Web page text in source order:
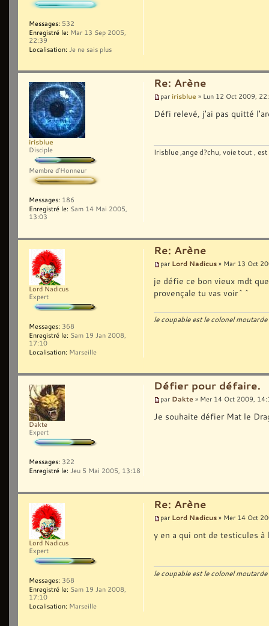
Messages: 532
Enregistré le: Mar 13 Sep 2005,
22:39
Localisation: Je ne sais plus
Re: Arène
par irisblue » Lun 12 Oct 2009,
Défi relevé, j'ai pas quitté
Irisblue ,ange d?chu, voie tout ,
irisblue
Disciple
Membre d'Honneur
Messages: 186
Enregistré le: Sam 14 Mai 2005,
13:03
Re: Arène
par Lord Nadicus » Mar 13 Oct
je défie ce bon vieux mdt
provençale tu vas voir^^
le coupable est le colonel
Lord Nadicus
Expert
Messages: 368
Enregistré le: Sam 19 Jan 2008,
17:10
Localisation: Marseille
Défier pour défaire.
par Dakte » Mer 14 Oct 2009,
Je souhaite défier Mat le
Dakte
Expert
Messages: 322
Enregistré le: Jeu 5 Mai 2005, 13:18
Re: Arène
par Lord Nadicus » Mer 14 Oct
y en a qui ont de testicules à
le coupable est le colonel
Lord Nadicus
Expert
Messages: 368
Enregistré le: Sam 19 Jan 2008,
17:10
Localisation: Marseille